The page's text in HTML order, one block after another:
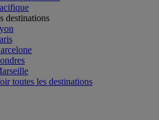
destinations
toutes les destinations